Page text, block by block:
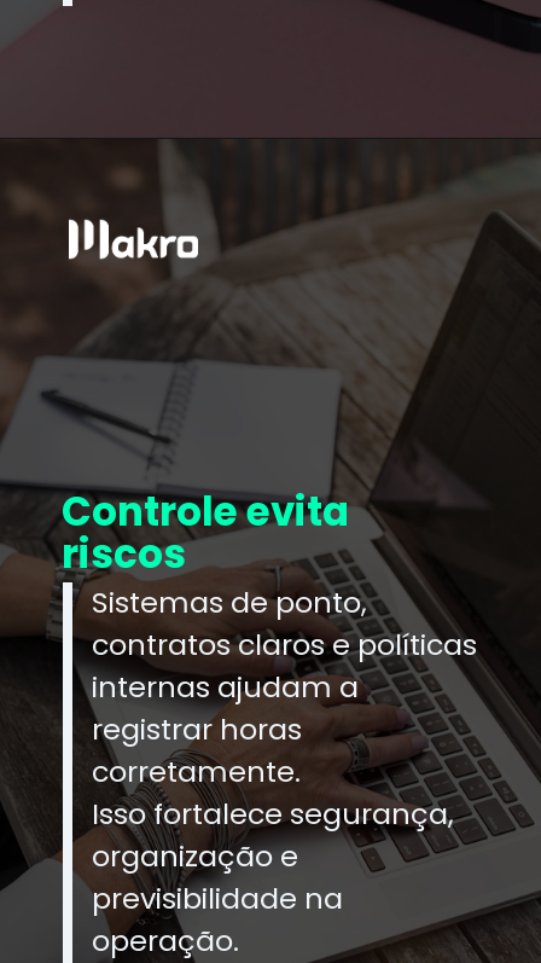
Controle evita
riscos
Sistemas de ponto,
contratos claros e políticas
internas ajudam a
registrar horas
corretamente.
Isso fortalece segurança,
organização e
previsibilidade na
operação.